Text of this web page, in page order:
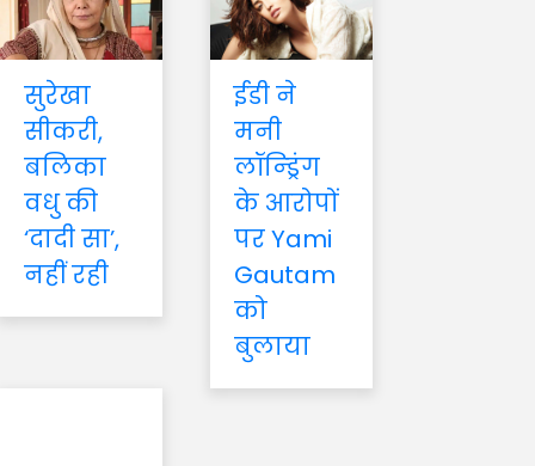
सुरेखा
सीकरी,
बलिका
वधु की
‘दादी सा’,
नहीं रही
ईडी ने
मनी
लॉन्ड्रिंग
के आरोपों
पर Yami
Gautam
को
बुलाया